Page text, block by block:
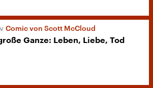
Comic von Scott McCloud
Ganze: Leben, Liebe, Tod